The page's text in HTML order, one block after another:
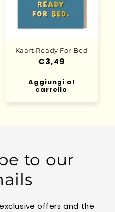
Kaart Ready For Bed
Prezzo
listino
€3,49
Aggiungi al
carrello
to our
offers and the